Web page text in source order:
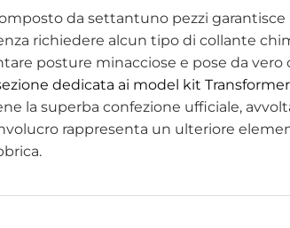
da settantuno pezzi
richiedere alcun tipo di collante
posture minacciose e pose da
dedicata ai model kit
la superba confezione ufficiale,
rappresenta un ulteriore